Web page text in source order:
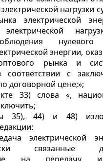
нагрузки
электрической
электрической
нулевого
энергии,
рынка и
соответствии с
договорной цене;»;
33) слова «,
35), 44) и 48)
электрической
связанные